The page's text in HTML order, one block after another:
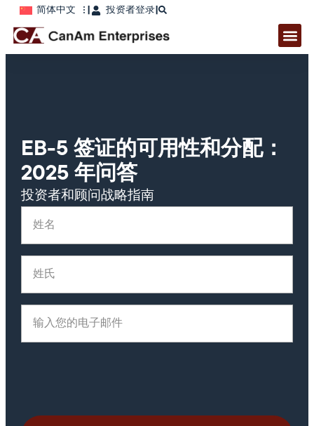
简体中文 投资者登录 |
EB-5 签证的可用性和分配：
2025 年问答
投资者和顾问战略指南